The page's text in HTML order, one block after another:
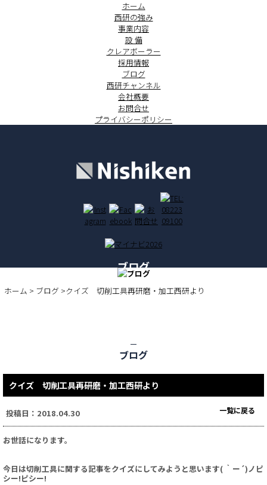
ホーム
西研の強み
事業内容
設 備
クレアボーラー
採用情報
ブログ
西研チャンネル
会社概要
お問合せ
プライバシーポリシー
ブログ
ホーム > ブログ >クイズ 切削工具再研磨・加工西研より
ブログ
クイズ 切削工具再研磨・加工西研より
投稿日：2018.04.30 一覧に戻る
お世話になります。
今日は切削工具に関する記事をクイズにしてみようと思います( ｀ー´)ノピ
シー!ピシー!